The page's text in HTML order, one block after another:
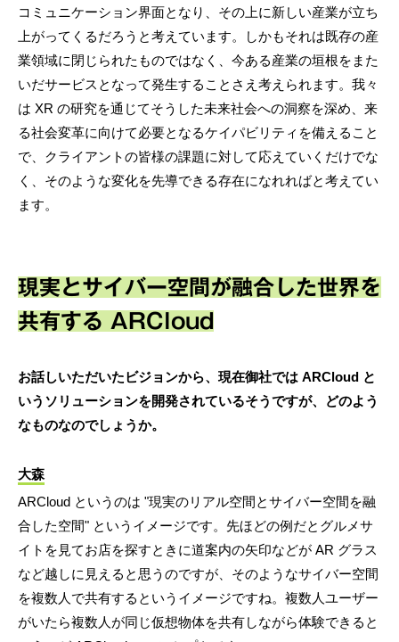
コミュニケーション界面となり、その上に新しい産業が立ち
上がってくるだろうと考えています。しかもそれは既存の産
業領域に閉じられたものではなく、今ある産業の垣根をまた
いだサービスとなって発生することさえ考えられます。我々
は XR の研究を通じてそうした未来社会への洞察を深め、来
る社会変革に向けて必要となるケイパビリティを備えること
で、クライアントの皆様の課題に対して応えていくだけでな
く、そのような変化を先導できる存在になれればと考えてい
ます。
現実とサイバー空間が融合した世界を
共有する ARCloud
お話しいただいたビジョンから、現在御社では ARCloud と
いうソリューションを開発されているそうですが、どのよう
なものなのでしょうか。
大森
ARCloud というのは "現実のリアル空間とサイバー空間を融
合した空間" というイメージです。先ほどの例だとグルメサ
イトを見てお店を探すときに道案内の矢印などが AR グラス
など越しに見えると思うのですが、そのようなサイバー空間
を複数人で共有するというイメージですね。複数人ユーザー
がいたら複数人が同じ仮想物体を共有しながら体験できると